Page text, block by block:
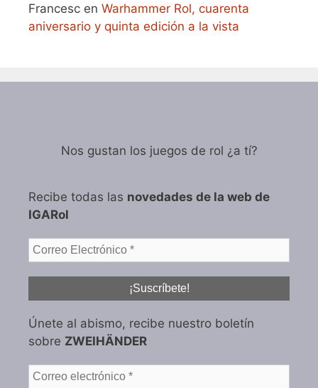
Francesc en Warhammer Rol, cuarenta
aniversario y quinta edición a la vista
Nos gustan los juegos de rol ¿a tí?
Recibe todas las novedades de la web de
IGARol
Únete al abismo, recibe nuestro boletín
sobre ZWEIHÄNDER